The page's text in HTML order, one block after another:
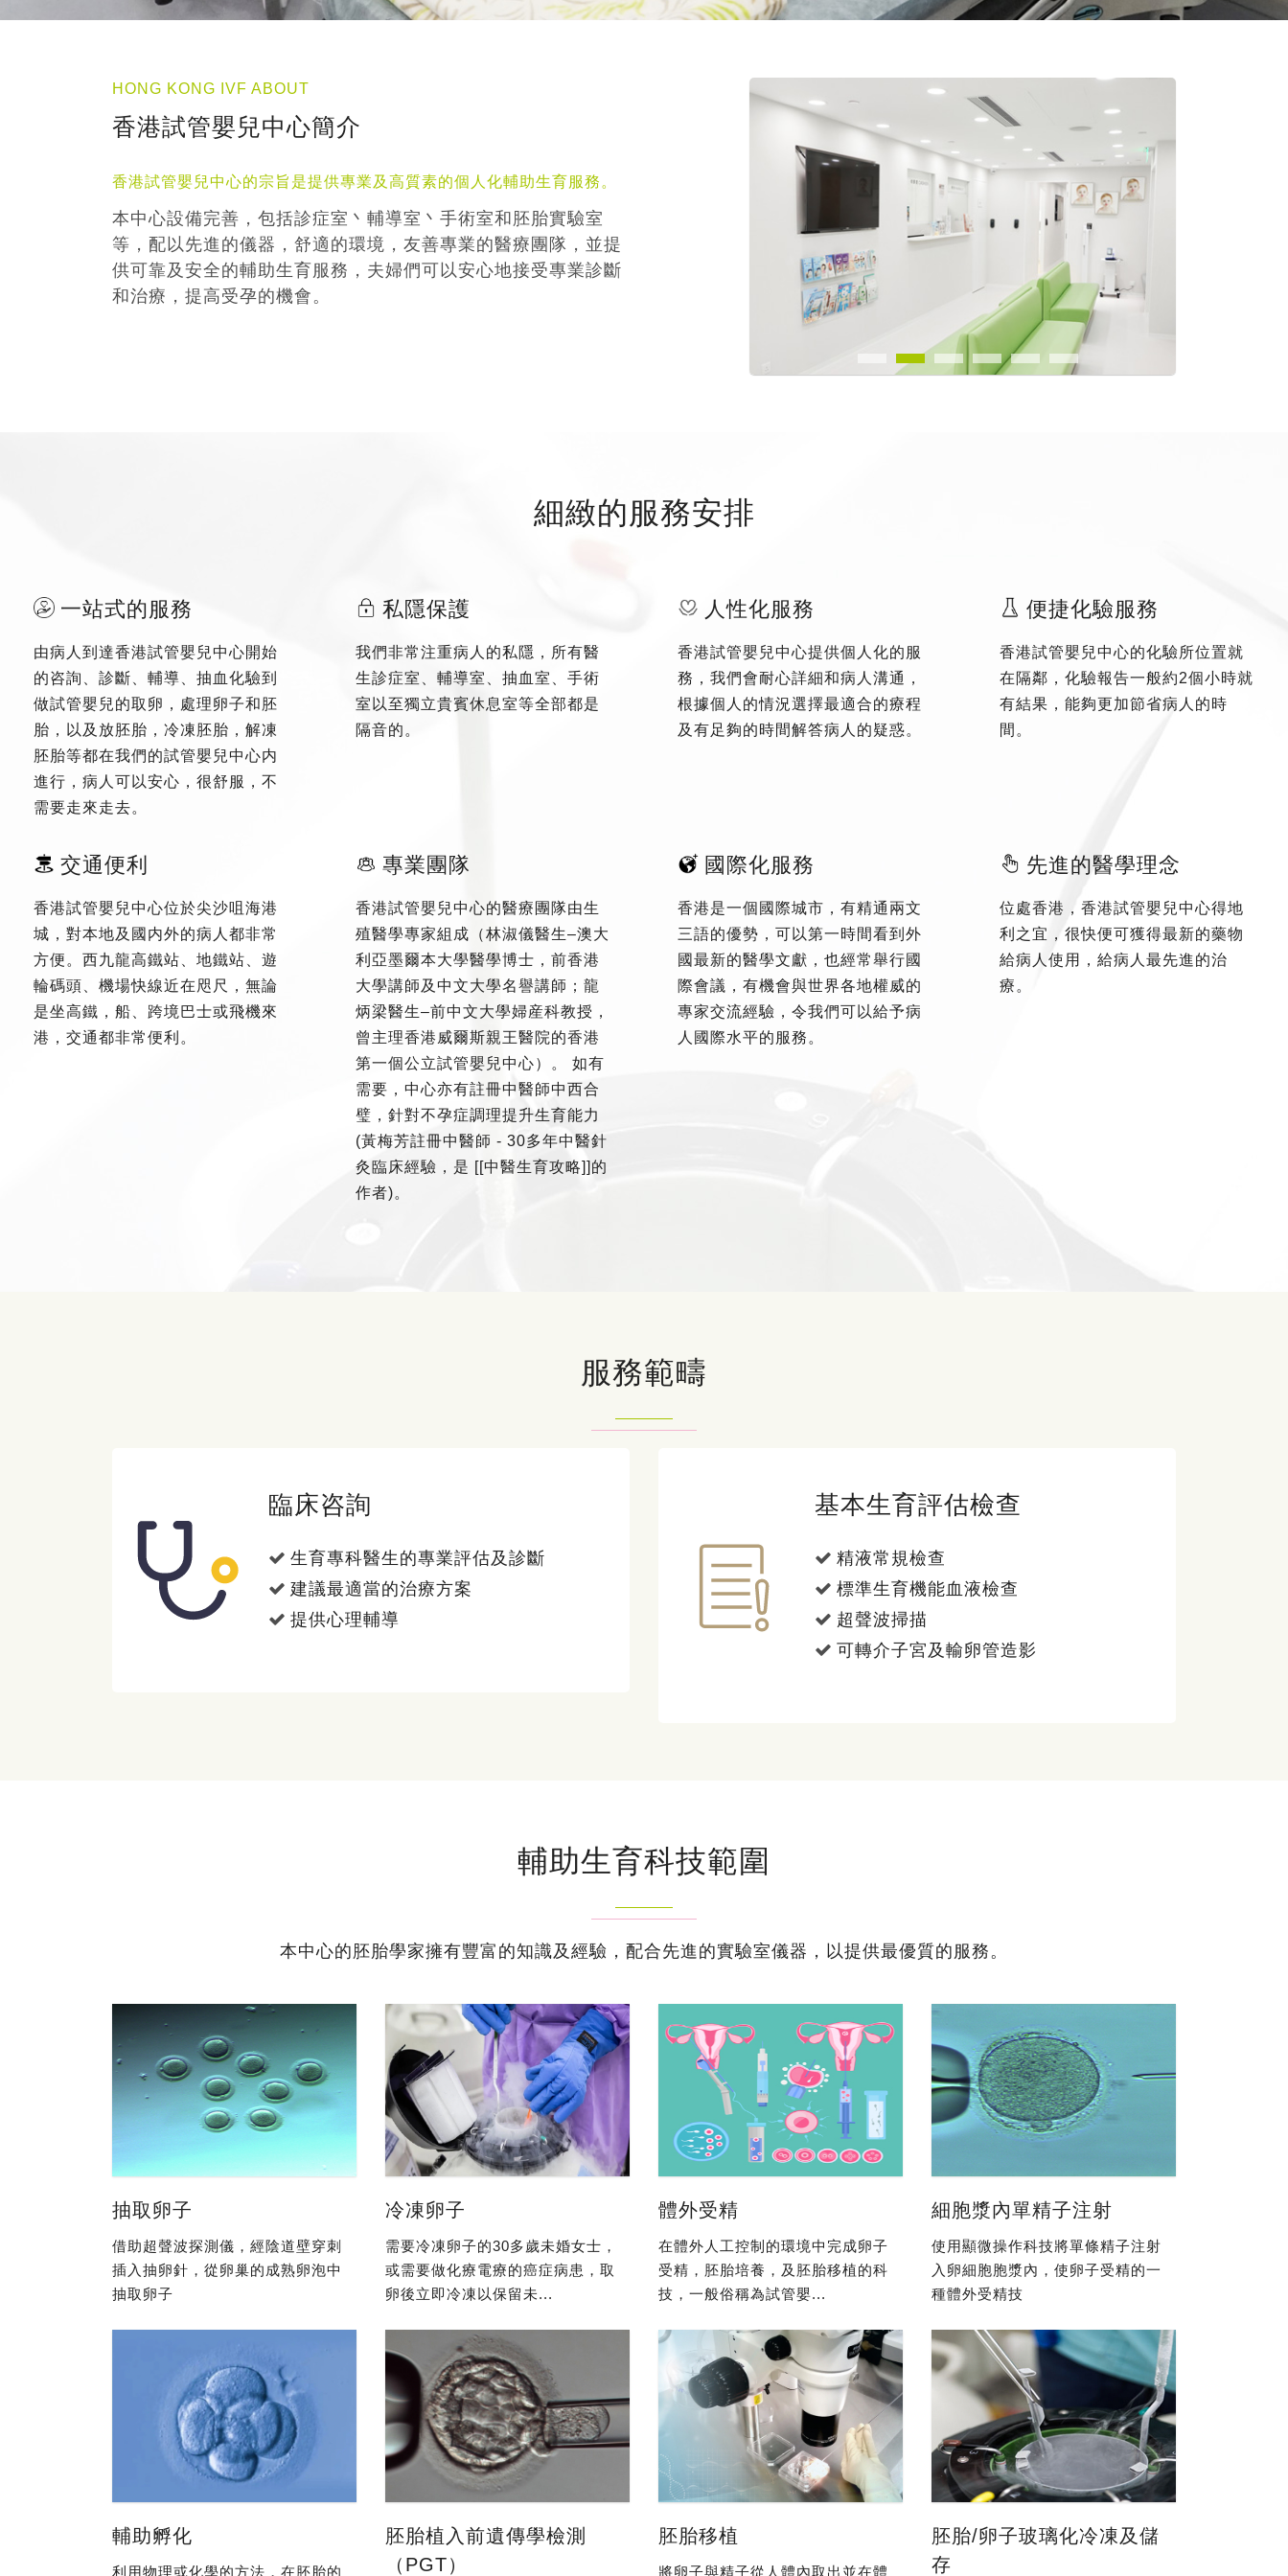
HONG KONG IVF ABOUT
香港試管嬰兒中心簡介
香港試管嬰兒中心的宗旨是提供專業及高質素的個人化輔助生育服務。
本中心設備完善，包括診症室丶輔導室丶手術室和胚胎實驗室
等，配以先進的儀器，舒適的環境，友善專業的醫療團隊，並提
供可靠及安全的輔助生育服務，夫婦們可以安心地接受專業診斷
和治療，提高受孕的機會。
細緻的服務安排
一站式的服務
由病人到達香港試管嬰兒中心開始
的咨詢、診斷、輔導、抽血化驗到
做試管嬰兒的取卵，處理卵子和胚
胎，以及放胚胎，冷凍胚胎，解凍
胚胎等都在我們的試管嬰兒中心内
進行，病人可以安心，很舒服，不
需要走來走去。
私隱保護
我們非常注重病人的私隱，所有醫
生診症室、輔導室、抽血室、手術
室以至獨立貴賓休息室等全部都是
隔音的。
人性化服務
香港試管嬰兒中心提供個人化的服
務，我們會耐心詳細和病人溝通，
根據個人的情況選擇最適合的療程
及有足夠的時間解答病人的疑惑。
便捷化驗服務
香港試管嬰兒中心的化驗所位置就
在隔鄰，化驗報告一般約2個小時就
有結果，能夠更加節省病人的時
間。
交通便利
香港試管嬰兒中心位於尖沙咀海港
城，對本地及國内外的病人都非常
方便。西九龍高鐵站、地鐵站、遊
輪碼頭、機場快線近在咫尺，無論
是坐高鐵，船、跨境巴士或飛機來
港，交通都非常便利。
專業團隊
香港試管嬰兒中心的醫療團隊由生
殖醫學專家組成（林淑儀醫生–澳大
利亞墨爾本大學醫學博士，前香港
大學講師及中文大學名譽講師；龍
炳梁醫生–前中文大學婦産科教授，
曾主理香港威爾斯親王醫院的香港
第一個公立試管嬰兒中心）。 如有
需要，中心亦有註冊中醫師中西合
璧，針對不孕症調理提升生育能力
(黃梅芳註冊中醫師 - 30多年中醫針
灸臨床經驗，是 [[中醫生育攻略]]的
作者)。
國際化服務
香港是一個國際城市，有精通兩文
三語的優勢，可以第一時間看到外
國最新的醫學文獻，也經常舉行國
際會議，有機會與世界各地權威的
專家交流經驗，令我們可以給予病
人國際水平的服務。
先進的醫學理念
位處香港，香港試管嬰兒中心得地
利之宜，很快便可獲得最新的藥物
給病人使用，給病人最先進的治
療。
服務範疇
臨床咨詢
生育專科醫生的專業評估及診斷
建議最適當的治療方案
提供心理輔導
基本生育評估檢查
精液常規檢查
標準生育機能血液檢查
超聲波掃描
可轉介子宮及輸卵管造影
輔助生育科技範圍
本中心的胚胎學家擁有豐富的知識及經驗，配合先進的實驗室儀器，以提供最優質的服務。
抽取卵子
借助超聲波探測儀，經陰道壁穿刺
插入抽卵針，從卵巢的成熟卵泡中
抽取卵子
冷凍卵子
需要冷凍卵子的30多歲未婚女士，
或需要做化療電療的癌症病患，取
卵後立即冷凍以保留未...
體外受精
在體外人工控制的環境中完成卵子
受精，胚胎培養，及胚胎移植的科
技，一般俗稱為試管嬰...
細胞漿內單精子注射
使用顯微操作科技將單條精子注射
入卵細胞胞漿內，使卵子受精的一
種體外受精技
輔助孵化
利用物理或化學的方法，在胚胎的
胚胎植入前遺傳學檢測
（PGT）
胚胎移植
將卵子與精子從人體內取出並在體
胚胎/卵子玻璃化冷凍及儲
存